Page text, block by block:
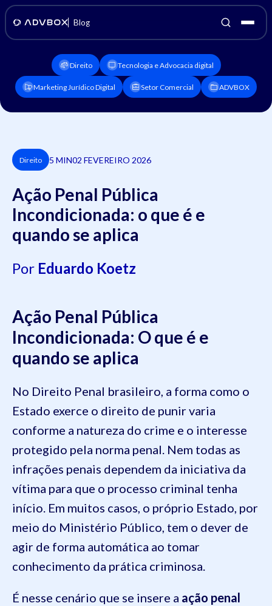
Blog
Direito Tecnologia e Advocacia digital
Marketing Jurídico Digital Setor Comercial ADVBOX
Direito 5 MIN02 FEVEREIRO 2026
Ação Penal Pública
Incondicionada: o que é e
quando se aplica
Por Eduardo Koetz
Ação Penal Pública
Incondicionada: O que é e
quando se aplica
No Direito Penal brasileiro, a forma como o
Estado exerce o direito de punir varia
conforme a natureza do crime e o interesse
protegido pela norma penal. Nem todas as
infrações penais dependem da iniciativa da
vítima para que o processo criminal tenha
início. Em muitos casos, o próprio Estado, por
meio do Ministério Público, tem o dever de
agir de forma automática ao tomar
conhecimento da prática criminosa.
É nesse cenário que se insere a ação penal